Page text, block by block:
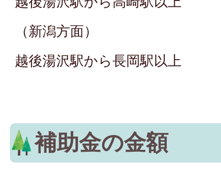
（新潟方面）
越後湯沢駅から長岡駅以上
補助金の金額